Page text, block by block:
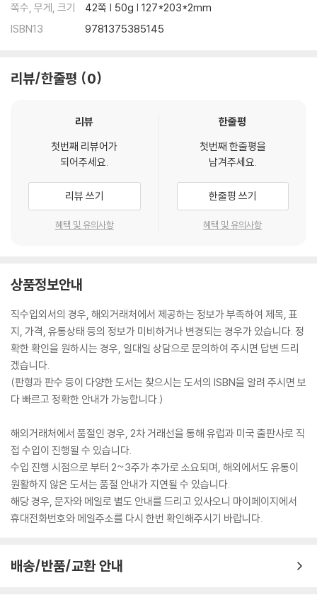
쪽수, 무게, 크기
42쪽 | 50g | 127*203*2mm
ISBN13
9781375385145
리뷰/한줄평 0
리뷰
첫번째 리뷰어가
되어주세요.
리뷰 쓰기
혜택 및 유의사항
한줄평
첫번째 한줄평을
남겨주세요.
한줄평 쓰기
혜택 및 유의사항
상품정보안내
직수입외서의 경우, 해외거래처에서 제공하는 정보가 부족하여 제목, 표
지, 가격, 유통상태 등의 정보가 미비하거나 변경되는 경우가 있습니다. 정
확한 확인을 원하시는 경우, 일대일 상담으로 문의하여 주시면 답변 드리
겠습니다.
(판형과 판수 등이 다양한 도서는 찾으시는 도서의 ISBN을 알려 주시면 보
다 빠르고 정확한 안내가 가능합니다.)
해외거래처에서 품절인 경우, 2차 거래선을 통해 유럽과 미국 출판사로 직
접 수입이 진행될 수 있습니다.
수입 진행 시점으로 부터 2~3주가 추가로 소요되며, 해외에서도 유통이
원활하지 않은 도서는 품절 안내가 지연될 수 있습니다.
해당 경우, 문자와 메일로 별도 안내를 드리고 있사오니 마이페이지에서
휴대전화번호와 메일주소를 다시 한번 확인해주시기 바랍니다.
배송/반품/교환 안내